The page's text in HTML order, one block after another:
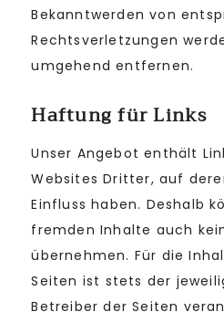
Bekanntwerden von
Rechtsverletzungen
umgehend entfernen.
Haftung für Links
Unser Angebot enthält
Websites Dritter, auf
Einfluss haben. Deshalb
fremden Inhalte auch
übernehmen. Für die
Seiten ist stets der
Betreiber der Seiten